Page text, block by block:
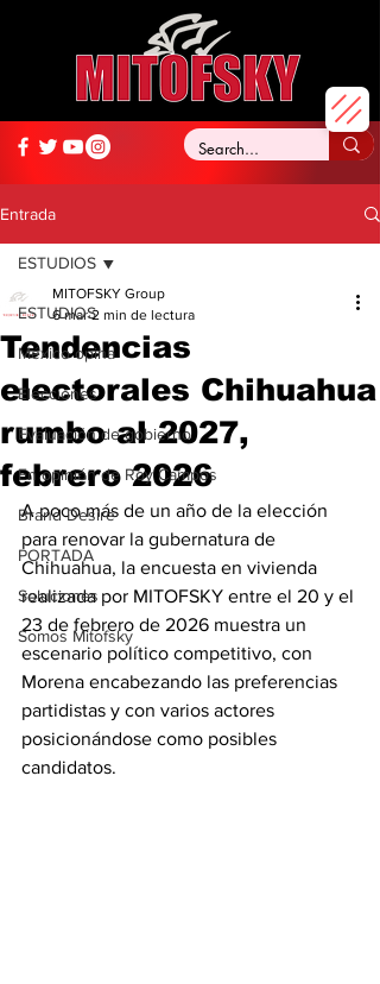
Entrada
ESTUDIOS
México opina
Elecciones
Evaluación de gobierno
En opinión de Roy Campos
Brand Desire
PORTADA
Soluciones
Somos Mitofsky
ESTUDIOS
Tendencias
electorales Chihuahua
rumbo al 2027,
febrero 2026
MITOFSKY Group
6 mar 2 min de lectura
A poco más de un año de la elección
para renovar la gubernatura de
Chihuahua, la encuesta en vivienda
realizada por MITOFSKY entre el 20 y el
23 de febrero de 2026 muestra un
escenario político competitivo, con
Morena encabezando las preferencias
partidistas y con varios actores
posicionándose como posibles
candidatos.